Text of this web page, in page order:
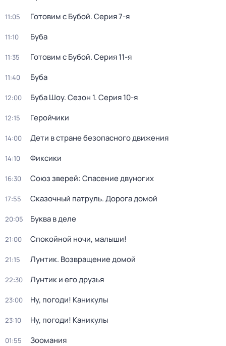
11:05 Готовим с Бубой. Серия 7-я
11:10 Буба
11:35 Готовим с Бубой. Серия 11-я
11:40 Буба
12:00 Буба Шоу. Сезон 1. Серия 10-я
12:15 Геройчики
14:00 Дети в стране безопасного движения
14:10 Фиксики
16:30 Союз зверей: Спасение двуногих
17:55 Сказочный патруль. Дорога домой
20:05 Буква в деле
21:00 Спокойной ночи, малыши!
21:15 Лунтик. Возвращение домой
22:30 Лунтик и его друзья
23:00 Ну, погоди! Каникулы
23:10 Ну, погоди! Каникулы
01:55 Зоомания